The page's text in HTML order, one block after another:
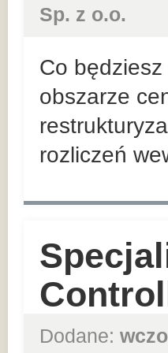
Sp. z o.o.
Co
obszarze
rozliczeń
Dodane: